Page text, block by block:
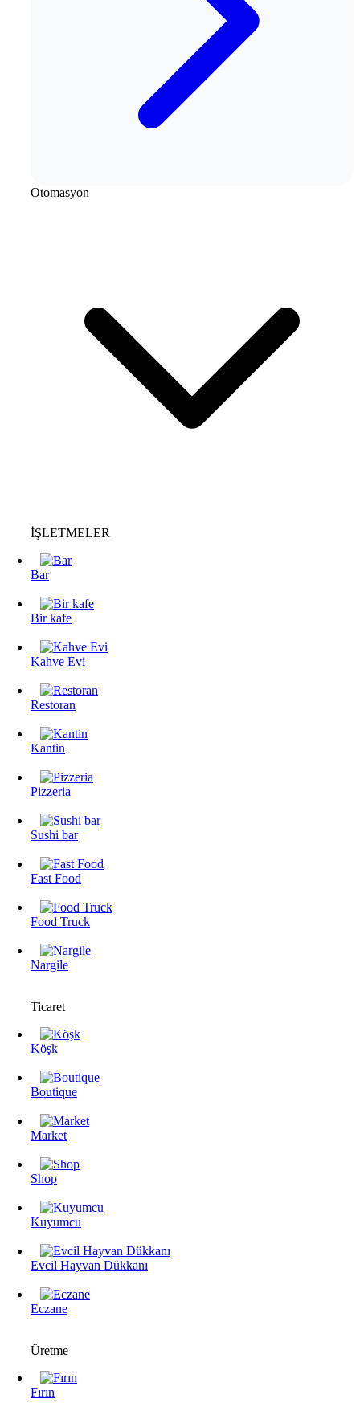
Otomasyon
İŞLETMELER
Bar
Bir kafe
Kahve Evi
Restoran
Kantin
Pizzeria
Sushi bar
Fast Food
Food Truck
Nargile
Ticaret
Köşk
Boutique
Market
Shop
Kuyumcu
Evcil Hayvan Dükkanı
Eczane
Üretme
Fırın